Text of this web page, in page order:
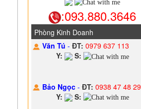
:093.880.3646
Phòng Kinh Doanh
Văn Tú-ĐT: 0979 637 113
Y:
S:
Bảo Ngọc-ĐT: 0938 47 48 29
Y:
S: